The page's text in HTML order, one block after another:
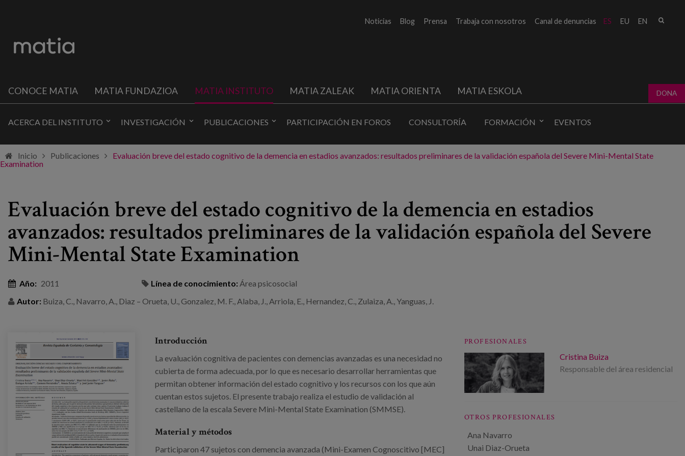
ES EU EN
Noticias Blog Prensa Trabaja con nosotros Canal de denuncias
CONOCE MATIA MATIA FUNDAZIOA MATIA INSTITUTO MATIA ZALEAK MATIA ORIENTA MATIA ESKOLA DONA
ACERCA DEL INSTITUTO INVESTIGACIÓN PUBLICACIONES PARTICIPACIÓN EN FOROS CONSULTORÍA FORMACIÓN EVENTOS
Inicio Publicaciones
Evaluación breve del estado cognitivo de la demencia en estadios avanzados: resultados preliminares de la validación española del Severe Mini-Mental State
Examination
Evaluación breve del estado cognitivo de la demencia en estadios
avanzados: resultados preliminares de la validación española del Severe
Mini-Mental State Examination
Año: 2011 Línea de conocimiento: Área psicosocial
Autor: Buiza, C., Navarro, A., Diaz – Orueta, U., Gonzalez, M. F., Alaba, J., Arriola, E., Hernandez, C., Zulaiza, A., Yanguas, J.
Introducción
La evaluación cognitiva de pacientes con demencias avanzadas es una necesidad no
cubierta de forma adecuada, por lo que es necesario desarrollar herramientas que
permitan obtener información del estado cognitivo y los recursos con los que aún
cuentan estos sujetos. El presente trabajo realiza el estudio de validación al
castellano de la escala Severe Mini-Mental State Examination (SMMSE).
Material y métodos
Participaron 47 sujetos con demencia avanzada (Mini-Examen Cognoscitivo [MEC]
PROFESIONALES
Cristina Buiza
Responsable del área residencial
OTROS PROFESIONALES
Ana Navarro
Unai Diaz-Orueta